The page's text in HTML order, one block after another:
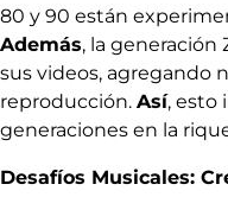
80 y 90 están
Además, la generación
sus videos, agregando
reproducción. Así, esto
generaciones en la
Desafíos Musicales: